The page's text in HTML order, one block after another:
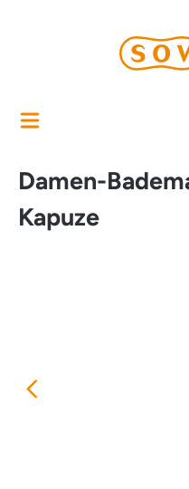
Damen-
Kapuze